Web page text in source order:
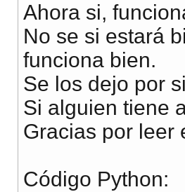
Ahora si,
No se si estará
funciona bien.
Se los dejo por
Si alguien tiene
Gracias por leer
Código Python: